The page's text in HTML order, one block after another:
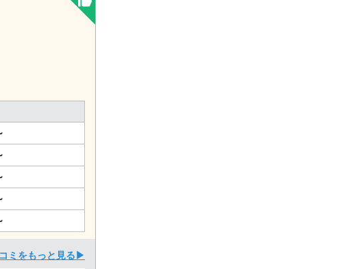
ミをもっと見る▶